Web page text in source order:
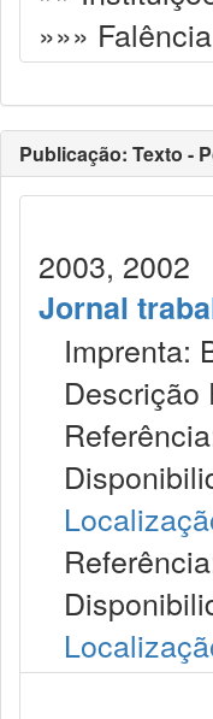
»»»
Publicação: Texto -
2003, 2002
Jornal
Imprenta:
Descrição